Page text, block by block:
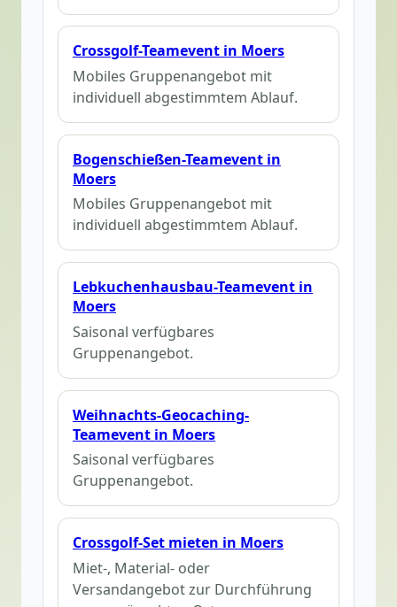
Crossgolf-Teamevent in Moers
Mobiles Gruppenangebot mit
individuell abgestimmtem Ablauf.
Bogenschießen-Teamevent in
Moers
Mobiles Gruppenangebot mit
individuell abgestimmtem Ablauf.
Lebkuchenhausbau-Teamevent in
Moers
Saisonal verfügbares
Gruppenangebot.
Weihnachts-Geocaching-
Teamevent in Moers
Saisonal verfügbares
Gruppenangebot.
Crossgolf-Set mieten in Moers
Miet-, Material- oder
Versandangebot zur Durchführung